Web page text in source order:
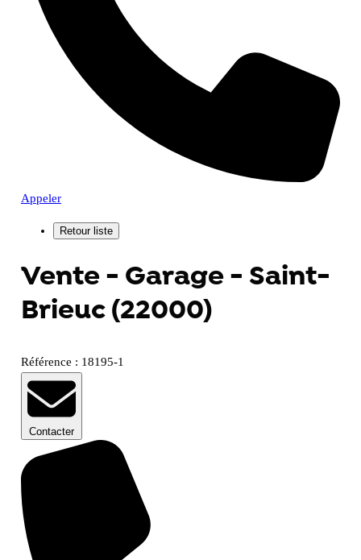
Appeler
Vente - Garage - Saint-
Brieuc (22000)
Référence : 18195-1
Contacter